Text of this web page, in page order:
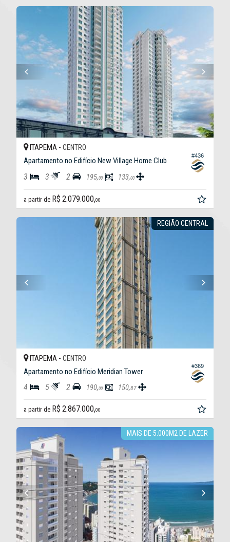
#436
ITAPEMA - CENTRO
Apartamento no Edifício New Village Home Club
3 3 2 195,00 133,00
a partir de R$ 2.079.000,00
REGIÃO CENTRAL
#369
ITAPEMA - CENTRO
Apartamento no Edifício Meridian Tower
4 5 2 190,00 150,87
a partir de R$ 2.867.000,00
MAIS DE 5.000M2 DE LAZER